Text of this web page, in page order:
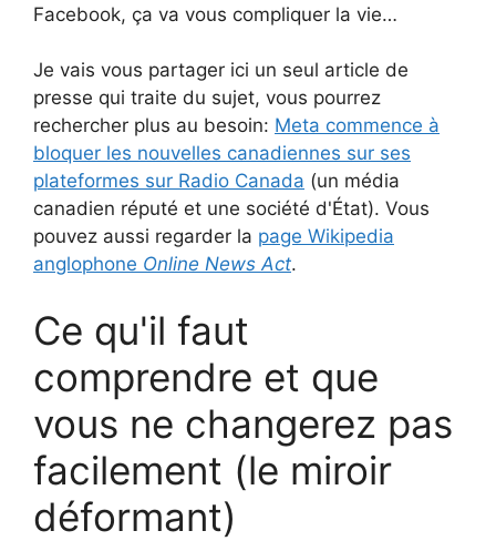
Facebook, ça va vous compliquer la vie…
Je vais vous partager ici un seul article de
presse qui traite du sujet, vous pourrez
rechercher plus au besoin: Meta commence à
bloquer les nouvelles canadiennes sur ses
plateformes sur Radio Canada (un média
canadien réputé et une société d'État). Vous
pouvez aussi regarder la page Wikipedia
anglophone Online News Act.
Ce qu'il faut
comprendre et que
vous ne changerez pas
facilement (le miroir
déformant)